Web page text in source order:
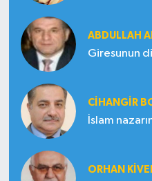
ABDULLAH
Giresunun
CIHANGIR
İslam
ORHAN